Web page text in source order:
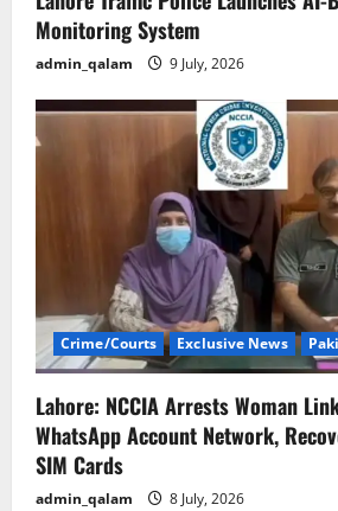
Monitoring System
admin_qalam 9 July, 2026
Crime/Courts Exclusive News
Lahore: NCCIA Arrests Woman
WhatsApp Account Network,
SIM Cards
admin_qalam 8 July, 2026